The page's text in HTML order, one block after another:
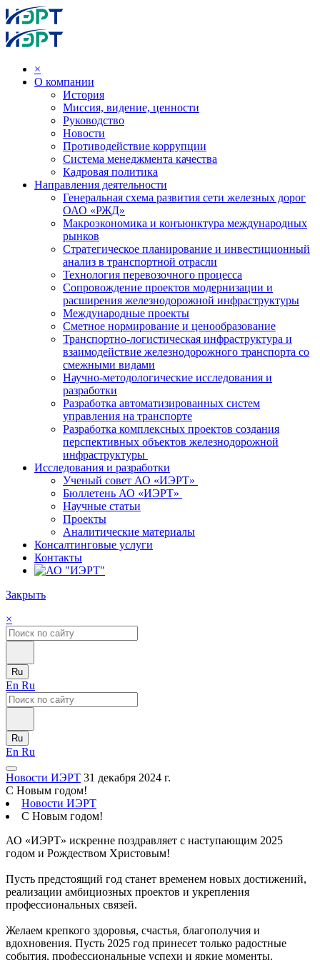
×
О компании
История
Миссия, видение, ценности
Руководство
Новости
Противодействие коррупции
Система менеджмента качества
Кадровая политика
Направления деятельности
Генеральная схема развития сети железных дорог
ОАО «РЖД»
Макроэкономика и конъюнктура международных
рынков
Стратегическое планирование и инвестиционный
анализ в транспортной отрасли
Технология перевозочного процесса
Сопровождение проектов модернизации и
расширения железнодорожной инфраструктуры
Международные проекты
Сметное нормирование и ценообразование
Транспортно-логистическая инфраструктура и
взаимодействие железнодорожного транспорта со
смежными видами
Научно-методологические исследования и
разработки
Разработка автоматизированных систем
управления на транспорте
Разработка комплексных проектов создания
перспективных объектов железнодорожной
инфраструктуры
Исследования и разработки
Ученый совет АО «ИЭРТ»
Бюллетень АО «ИЭРТ»
Научные статьи
Проекты
Аналитические материалы
Консалтинговые услуги
Контакты
Закрыть
×
Ru
En Ru
Ru
En Ru
Новости ИЭРТ 31 декабря 2024 г.
С Новым годом!
Новости ИЭРТ
С Новым годом!
АО «ИЭРТ» искренне поздравляет с наступающим 2025
годом и Рождеством Христовым!
Пусть предстоящий год станет временем новых достижений,
реализации амбициозных проектов и укрепления
профессиональных связей.
Желаем крепкого здоровья, счастья, благополучия и
вдохновения. Пусть 2025 год принесет только радостные
события, профессиональные успехи и яркие моменты.